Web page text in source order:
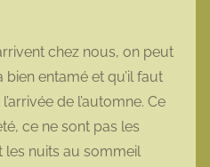
chez nous, on peut
bien entamé et qu’il faut
de l’automne. Ce
ce ne sont pas les
les nuits au sommeil